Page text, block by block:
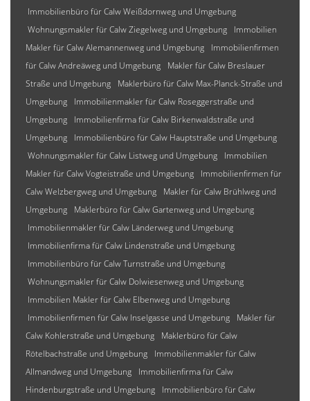
Immobilienbüro für Calw Weißdornweg und Umgebung
Wohnungsmakler für Calw Ziegelweg und Umgebung
Immobilien
Makler für Calw Alemannenweg und Umgebung
Immobilienfirmen
für Calw Andreäweg und Umgebung
Makler für Calw Breslauer
Straße und Umgebung
Maklerbüro für Calw Max-Planck-Straße und
Umgebung
Immobilienmakler für Calw Roseggerstraße und
Umgebung
Immobilienfirma für Calw Birkenwaldstraße und
Umgebung
Immobilienbüro für Calw Hauptstraße und Umgebung
Wohnungsmakler für Calw Listweg und Umgebung
Immobilien
Makler für Calw Vogteistraße und Umgebung
Immobilienfirmen für
Calw Welzbergweg und Umgebung
Makler für Calw Brühlweg und
Umgebung
Maklerbüro für Calw Gartenweg und Umgebung
Immobilienmakler für Calw Länderweg und Umgebung
Immobilienfirma für Calw Lindenstraße und Umgebung
Immobilienbüro für Calw Turnstraße und Umgebung
Wohnungsmakler für Calw Dolwiesenweg und Umgebung
Immobilien Makler für Calw Elbenweg und Umgebung
Immobilienfirmen für Calw Inselgasse und Umgebung
Makler für
Calw Kohlerstraße und Umgebung
Maklerbüro für Calw
Rötelbachstraße und Umgebung
Immobilienmakler für Calw
Allmandweg und Umgebung
Immobilienfirma für Calw
Hindenburgstraße und Umgebung
Immobilienbüro für Calw